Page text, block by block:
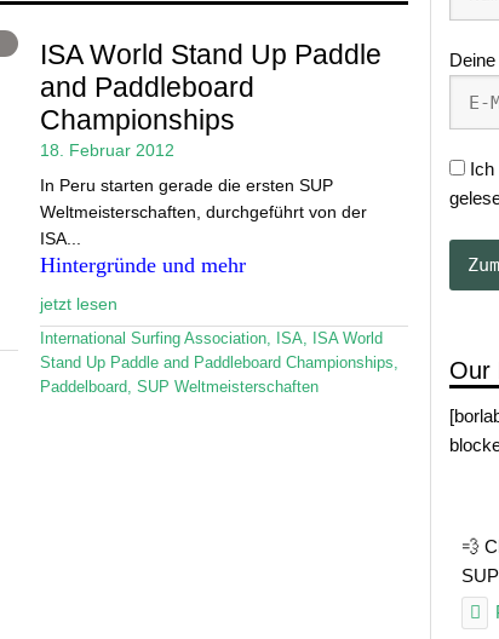
Ich
Our
💨
ISA World Stand Up Paddle
and Paddleboard
Championships
18. Februar 2012
In Peru starten gerade die ersten SUP
Weltmeisterschaften, durchgeführt von der
ISA...
Hintergründe und mehr
jetzt lesen
International Surfing Association, ISA,
ISA World
Stand Up Paddle and Paddleboard Championships,
Paddelboard, SUP Weltmeisterschaften